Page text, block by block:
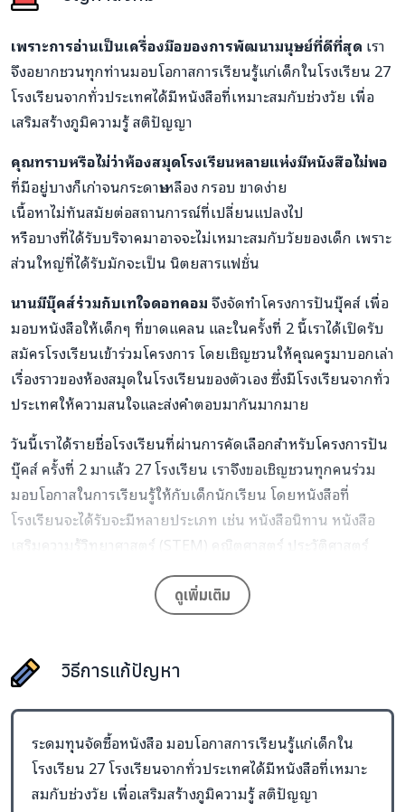
เพราะการอ่านเป็นเครื่องมือของการพัฒนามนุษย์ที่ดีที่สุด เรา
จึงอยากชวนทุกท่านมอบโอกาสการเรียนรู้แก่เด็กในโรงเรียน 27
โรงเรียนจากทั่วประเทศได้มีหนังสือที่เหมาะสมกับช่วงวัย เพื่อ
เสริมสร้างภูมิความรู้ สติปัญญา
คุณทราบหรือไม่ว่าห้องสมุดโรงเรียนหลายแห่งมีหนังสือไม่พอ
ที่มีอยู่บางก็เก่าจนกระดาษเหลือง กรอบ ขาดง่าย
เนื้อหาไม่ทันสมัยต่อสถานการณ์ที่เปลี่ยนแปลงไป
หรือบางที่ได้รับบริจาคมาอาจจะไม่เหมาะสมกับวัยของเด็ก เพราะ
ส่วนใหญ่ที่ได้รับมักจะเป็น นิตยสารแฟชั่น
นานมีบุ๊คส์ร่วมกับเทใจดอทคอมจึงจัดทำโครงการปันบุ๊คส์ เพื่อ
มอบหนังสือให้เด็กๆ ที่ขาดแคลน และในครั้งที่ 2 นี้เราได้เปิดรับ
สมัครโรงเรียนเข้าร่วมโครงการ โดยเชิญชวนให้คุณครูมาบอกเล่า
เรื่องราวของห้องสมุดในโรงเรียนของตัวเอง ซึ่งมีโรงเรียนจากทั่ว
ประเทศให้ความสนใจและส่งคำตอบมากันมากมาย
วันนี้เราได้รายชื่อโรงเรียนที่ผ่านการคัดเลือกสำหรับโครงการปัน
บุ๊คส์ ครั้งที่ 2 มาแล้ว 27 โรงเรียน เราจึงขอเชิญชวนทุกคนร่วม
มอบโอกาสในการเรียนรู้ให้กับเด็กนักเรียน โดยหนังสือที่
โรงเรียนจะได้รับจะมีหลายประเภท เช่น หนังสือนิทาน หนังสือ
เสริมความรู้วิทยาศาสตร์ (STEM) คณิตศาสตร์ ประวัติศาสตร์
สังคม และหนังสือเสริมทักษะภาษา เป็นต้น หนังสือเหล่านี้จะทำให้
ห้องสมุดกลับมามีชีวิตอีกครั้ง
ทั้งหมด 77 โรงเรียนทั่วประเทศ ดูรายละเอียดเพิ่มเติมได้ที่
https://taejai.com/th/d/punbook
ดูเพิ่มเติม
วิธีการแก้ปัญหา
ระดมทุนจัดซื้อหนังสือ มอบโอกาสการเรียนรู้แก่เด็กใน
โรงเรียน 27 โรงเรียนจากทั่วประเทศได้มีหนังสือที่เหมาะ
สมกับช่วงวัย เพื่อเสริมสร้างภูมิความรู้ สติปัญญา